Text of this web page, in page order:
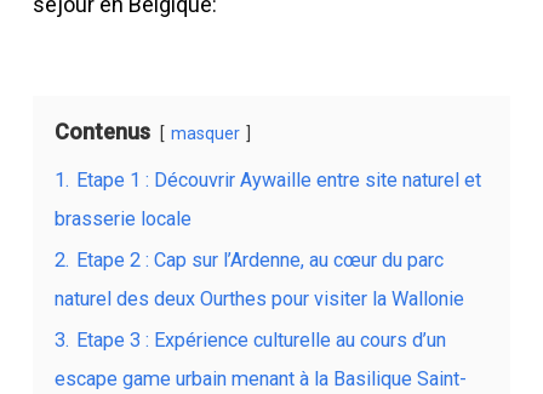
Contenus masquer
1. Etape 1 : Découvrir Aywaille entre site naturel et
brasserie locale
2. Etape 2 : Cap sur l’Ardenne, au cœur du parc
naturel des deux Ourthes pour visiter la Wallonie
3. Etape 3 : Expérience culturelle au cours d’un
escape game urbain menant à la Basilique Saint-